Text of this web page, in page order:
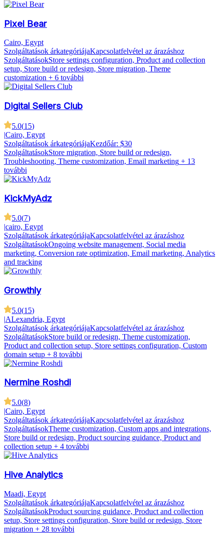
Pixel Bear
Cairo, Egypt
Szolgáltatások árkategóriájaKapcsolatfelvétel az árazáshoz
SzolgáltatásokStore settings configuration, Product and collection
setup, Store build or redesign, Store migration, Theme
customization + 6 további
Digital Sellers Club
5.0(15)
|Cairo, Egypt
Szolgáltatások árkategóriájaKezdőár: $30
SzolgáltatásokStore migration, Store build or redesign,
Troubleshooting, Theme customization, Email marketing + 13
további
KickMyAdz
5.0(7)
|cairo, Egypt
Szolgáltatások árkategóriájaKapcsolatfelvétel az árazáshoz
SzolgáltatásokOngoing website management, Social media
marketing, Conversion rate optimization, Email marketing, Analytics
and tracking
Growthly
5.0(15)
|ALexandria, Egypt
Szolgáltatások árkategóriájaKapcsolatfelvétel az árazáshoz
SzolgáltatásokStore build or redesign, Theme customization,
Product and collection setup, Store settings configuration, Custom
domain setup + 8 további
Nermine Roshdi
5.0(8)
|Cairo, Egypt
Szolgáltatások árkategóriájaKapcsolatfelvétel az árazáshoz
SzolgáltatásokTheme customization, Custom apps and integrations,
Store build or redesign, Product sourcing guidance, Product and
collection setup + 4 további
Hive Analytics
Maadi, Egypt
Szolgáltatások árkategóriájaKapcsolatfelvétel az árazáshoz
SzolgáltatásokProduct sourcing guidance, Product and collection
setup, Store settings configuration, Store build or redesign, Store
migration + 28 további